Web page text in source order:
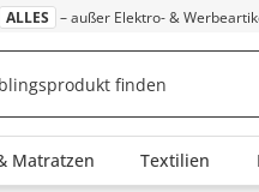
ALLES – außer Elektro- &
Matratzen Textilien